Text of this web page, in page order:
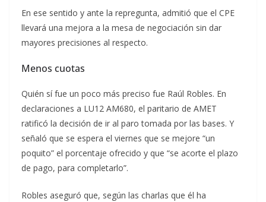
En ese sentido y ante la repregunta, admitió que el CPE
llevará una mejora a la mesa de negociación sin dar
mayores precisiones al respecto.
Menos cuotas
Quién sí fue un poco más preciso fue Raúl Robles. En
declaraciones a LU12 AM680, el paritario de AMET
ratificó la decisión de ir al paro tomada por las bases. Y
señaló que se espera el viernes que se mejore “un
poquito” el porcentaje ofrecido y que “se acorte el plazo
de pago, para completarlo”.
Robles aseguró que, según las charlas que él ha